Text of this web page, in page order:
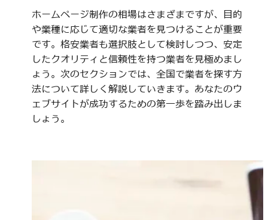
ホームページ制作の相場はさまざまですが、目的
や業種に応じて適切な業者を見つけることが重要
です。格安業者も選択肢として検討しつつ、安定
したクオリティと信頼性を持つ業者を見極めまし
ょう。次のセクションでは、全国で業者を探す方
法について詳しく解説していきます。あなたのウ
ェブサイトが成功するための第一歩を踏み出しま
しょう。